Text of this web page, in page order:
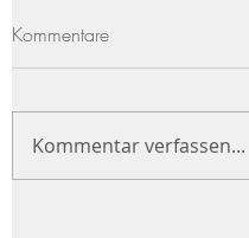
Kommentare
Kommentar verfassen...